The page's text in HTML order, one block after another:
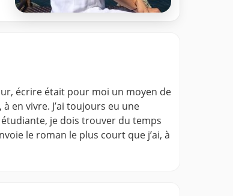
écrire était pour moi un moyen de
en vivre. J’ai toujours eu une
je dois trouver du temps
le roman le plus court que j’ai, à